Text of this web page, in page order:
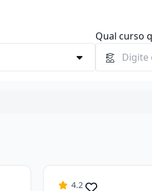
Qual curso
4.2